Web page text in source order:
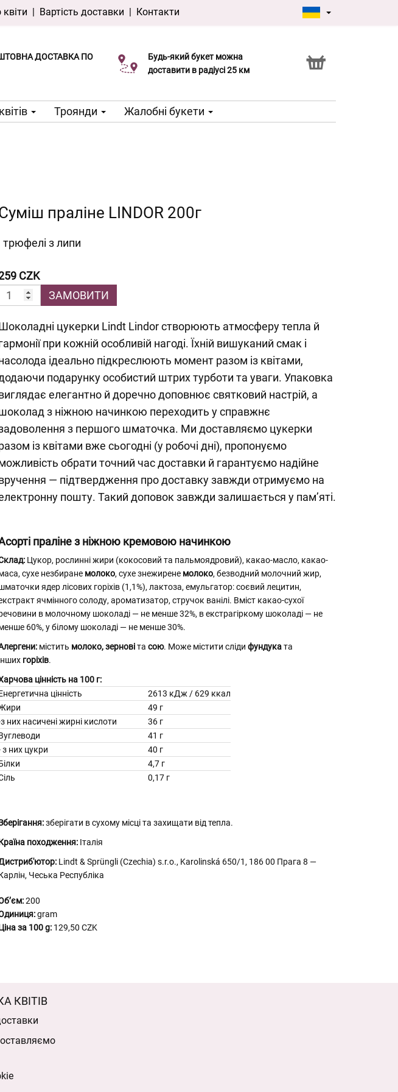
| Вартість доставки | Контакти
ДОСТАВКА ПО
в той же день доступна
дату доставки
Будь-який букет можна
доставити в радіусі 25 км
Послуга Click & Collect
Троянди Жалобні букети
праліне LINDOR 200г
трюфелі з липи
CZK
ЗАМОВИТИ
цукерки Lindt Lindor створюють атмосферу тепла й
при кожній особливій нагоді. Їхній вишуканий смак і
ідеально підкреслюють момент разом із квітами,
подарунку особистий штрих турботи та уваги. Упаковка
елегантно й доречно доповнює святковий настрій, а
з ніжною начинкою переходить у справжнє
з першого шматочка. Ми доставляємо цукерки
із квітами вже сьогодні (у робочі дні), пропонуємо
обрати точний час доставки й гарантуємо надійне
— підтвердження про доставку завжди отримуємо на
пошту. Такий доповок завжди залишається у пам’яті.
праліне з ніжною кремовою начинкою
Цукор, рослинні жири (кокосовий та пальмоядровий), какао-масло, какао-
сухе незбиране молоко, сухе знежирене молоко, безводний молочний жир,
ядер лісових горіхів (1,1%), лактоза, емульгатор: соєвий лецитин,
ячмінного солоду, ароматизатор, стручок ванілі. Вміст какао-сухої
в молочному шоколаді — не менше 32%, в екстрагіркому шоколаді — не
60%, у білому шоколаді — не менше 30%.
містить молоко,зерновіта сою. Може містити сліди фундуката
горіхів.
цінність на 100 г:
цінність
2613 кДж / 629 ккал
49 г
з них насичені жирні кислоти 36 г
41 г
з них цукри
40 г
4,7 г
0,17 г
зберігати в сухому місці та захищати від тепла.
походження: Італія
Lindt & Sprüngli (Czechia) s.r.o., Karolinská 650/1, 186 00 Прага 8 —
Чеська Республіка
200
gram
за 100 g: 129,50 CZK
КВІТІВ